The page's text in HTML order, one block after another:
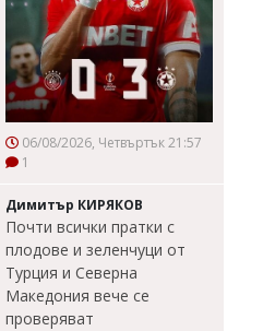
06/08/2026, Четвъртък 21:57
1
Димитър КИРЯКОВ
Почти всички пратки с
плодове и зеленчуци от
Турция и Северна
Македония вече се
проверяват